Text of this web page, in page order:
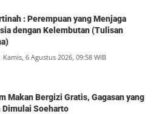
: Perempuan yang Menjaga
dengan Kelembutan (Tulisan
Kamis, 6 Agustus 2026, 09:58 WIB
Makan Bergizi Gratis, Gagasan yang
Dimulai Soeharto